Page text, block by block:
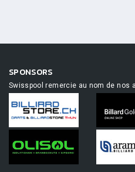
SPONSORS
Swisspool remercie au nom de nos